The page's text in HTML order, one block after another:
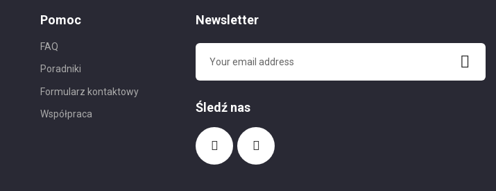
Pomoc
FAQ
Poradniki
Formularz kontaktowy
Współpraca
Newsletter
Śledź nas